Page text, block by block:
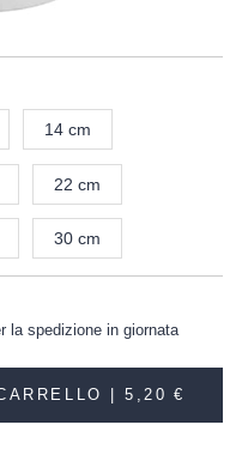
14 cm
22 cm
30 cm
la spedizione in giornata
|5,20 €